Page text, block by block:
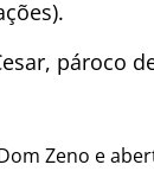
pároco
Zeno e